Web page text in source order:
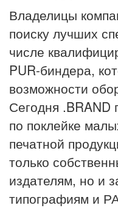
Владелицы
поиску лучших
числе
PUR-биндера,
возможности
Сегодня .BRAND
по поклейке
печатной
только
издателям, но и
типографиям и